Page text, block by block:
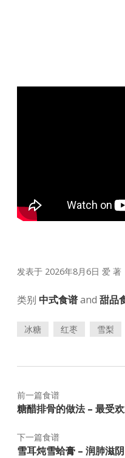
发表于 2026年8月6日 爱 著
类别 中式食谱and 甜品
冰糖 红枣 雪梨
前一篇食谱
糖醋排骨的做法 – 最受
下一篇食谱
雪耳炖雪蛤膏 – 润肺滋